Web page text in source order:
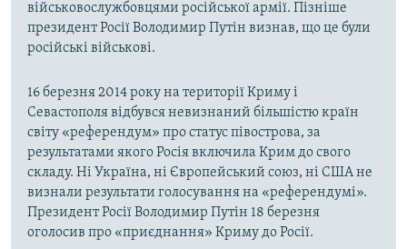
військовослужбовцями російської армії. Пізніше
президент Росії Володимир Путін визнав, що це були
російські військові.
16 березня 2014 року на території Криму і
Севастополя відбувся невизнаний більшістю країн
світу «референдум» про статус півострова, за
результатами якого Росія включила Крим до свого
складу. Ні Україна, ні Європейський союз, ні США не
визнали результати голосування на «референдумі».
Президент Росії Володимир Путін 18 березня
оголосив про «приєднання» Криму до Росії.